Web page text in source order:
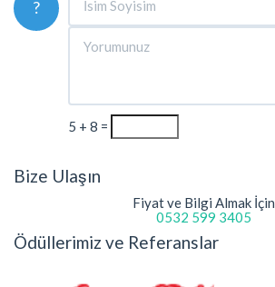
?
5 + 8 =
Bize Ulaşın
Fiyat ve Bilgi Almak İçin
0532 599 3405
Ödüllerimiz ve Referanslar